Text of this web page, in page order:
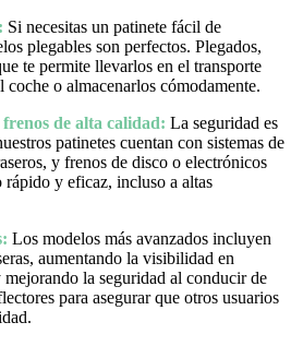
Si necesitas un patinete fácil de
plegables son perfectos. Plegados,
te permite llevarlos en el transporte
o almacenarlos cómodamente.
frenos de alta calidad: La seguridad es
patinetes cuentan con sistemas de
y frenos de disco o electrónicos
rápido y eficaz, incluso a altas
Los modelos más avanzados incluyen
aumentando la visibilidad en
la seguridad al conducir de
para asegurar que otros usuarios